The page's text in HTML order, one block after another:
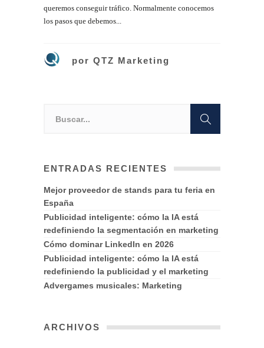
queremos conseguir tráfico. Normalmente conocemos
los pasos que debemos...
por QTZ Marketing
ENTRADAS RECIENTES
Mejor proveedor de stands para tu feria en
España
Publicidad inteligente: cómo la IA está
redefiniendo la segmentación en marketing
Cómo dominar LinkedIn en 2026
Publicidad inteligente: cómo la IA está
redefiniendo la publicidad y el marketing
Advergames musicales: Marketing
ARCHIVOS